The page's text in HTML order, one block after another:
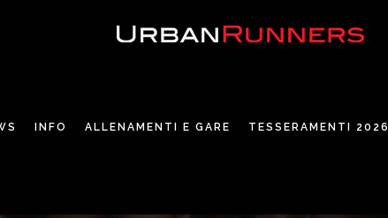
INFO ALLENAMENTI E GARE TESSERAMENTI 2026